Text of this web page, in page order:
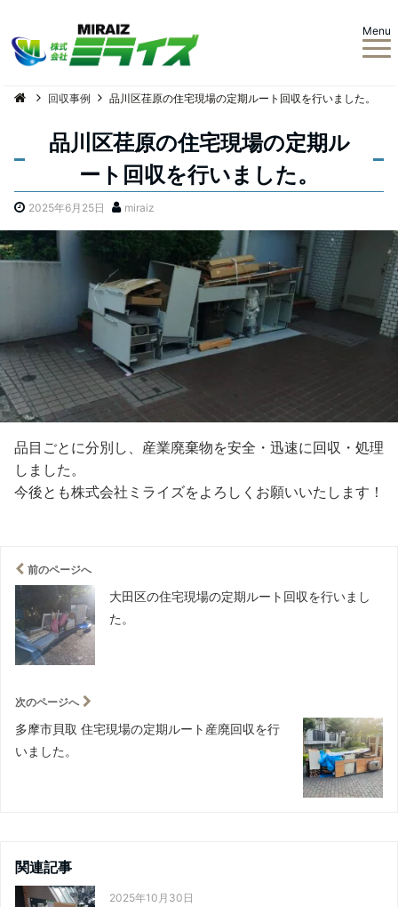
Menu
回収事例 品川区荏原の住宅現場の定期ルート回収を行いました。
品川区荏原の住宅現場の定期ル
ート回収を行いました。
2025年6月25日 miraiz
品目ごとに分別し、産業廃棄物を安全・迅速に回収・処理
しました。
今後とも株式会社ミライズをよろしくお願いいたします！
前のページへ
大田区の住宅現場の定期ルート回収を行いまし
た。
次のページへ
多摩市貝取 住宅現場の定期ルート産廃回収を行
いました。
関連記事
2025年10月30日